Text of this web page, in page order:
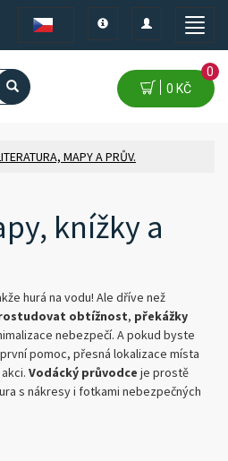
Toggle
Toggle
navigation
Toggle
0 KČ
0
MAPY A PRŮV.
knížky a
hurá na vodu! Ale dříve než
obtížnost, překážky
nebezpečí. A pokud byste
pomoc, přesná lokalizace místa
Vodácký průvodce je prostě
s nákresy i fotkami nebezpečných